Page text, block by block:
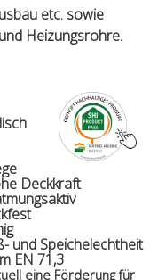
etc. sowie
Heizungsrohre.
Deckkraft
und Speichelechtheit
EN 71,3
eine Förderung für